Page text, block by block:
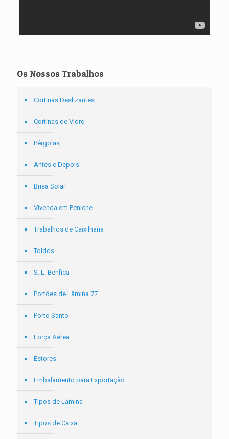
Os Nossos Trabalhos
Cortinas Deslizantes
Cortinas de Vidro
Pérgolas
Antes e Depois
Brisa Solar
Vivenda em Peniche
Trabalhos de Caixilharia
Toldos
S. L. Benfica
Portões de Lâmina 77
Porto Santo
Força Aérea
Estores
Embalamento para Exportação
Tipos de Lâmina
Tipos de Caixa